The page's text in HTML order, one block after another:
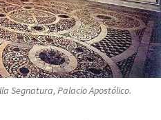
Segnatura, Palacio Apostólico.